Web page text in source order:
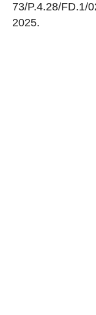
73/P.4.28/
2025.